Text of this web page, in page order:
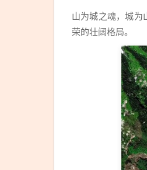
山为城之魂，城为
荣的壮阔格局。